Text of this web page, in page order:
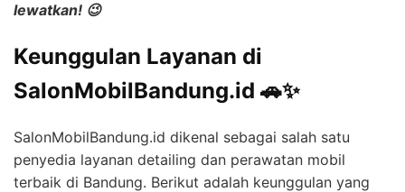
lewatkan! 😉
Keunggulan Layanan di
SalonMobilBandung.id 🚗✨
SalonMobilBandung.id dikenal sebagai salah satu
penyedia layanan detailing dan perawatan mobil
terbaik di Bandung. Berikut adalah keunggulan yang